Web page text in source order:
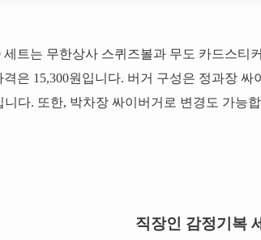
세트는 무한상사 스퀴즈볼과 무도 카드스티
격은 15,300원입니다. 버거 구성은 정과장 싸
니다. 또한, 박차장 싸이버거로 변경도 가능
직장인 감정기복